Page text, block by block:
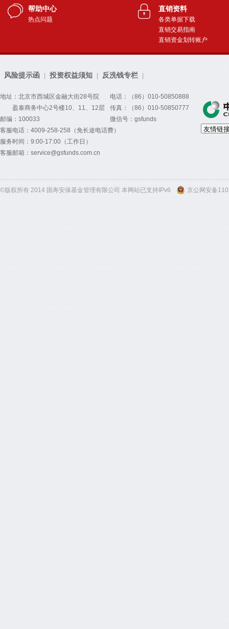
帮助中心
热点问题
直销资料
各类单据下载
直销交易指南
直销资金划转账户
风险提示函 投资权益须知 反洗钱专栏
地址：北京市西城区金融大街28号院
盈泰商务中心2号楼10、11、12层
邮编：100033
电话：（86）010-50850888
传真：（86）010-50850777
微信号：gsfunds
客服电话：4009-258-258（免长途电话费）
服务时间：9:00-17:00（工作日）
客服邮箱：service@gsfunds.com.cn
©版权所有 2014 国寿安保基金管理有限公司 本网站已支持IPv6 京公网安备